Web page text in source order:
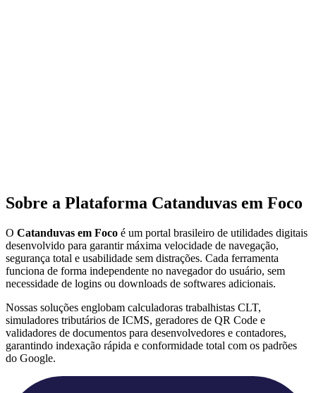
Sobre a Plataforma Catanduvas em Foco
O Catanduvas em Foco é um portal brasileiro de utilidades digitais
desenvolvido para garantir máxima velocidade de navegação,
segurança total e usabilidade sem distrações. Cada ferramenta
funciona de forma independente no navegador do usuário, sem
necessidade de logins ou downloads de softwares adicionais.
Nossas soluções englobam calculadoras trabalhistas CLT,
simuladores tributários de ICMS, geradores de QR Code e
validadores de documentos para desenvolvedores e contadores,
garantindo indexação rápida e conformidade total com os padrões
do Google.